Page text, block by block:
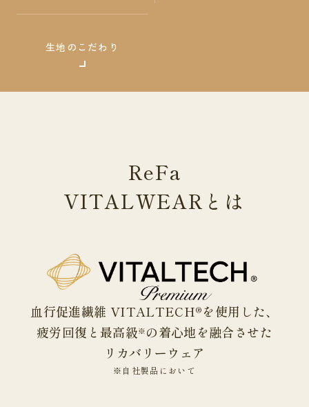
生地のこだわり
ReFa
VITALWEAR とは
血行促進繊維 VITALTECH®を使用した、
疲労回復と最高級※の着心地を融合させた
リカバリーウェア
※自社製品において